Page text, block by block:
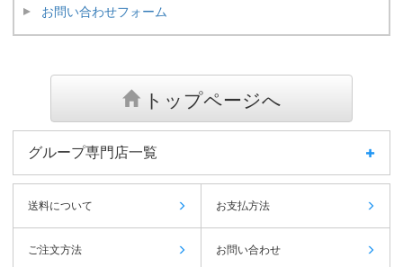
お問い合わせフォーム
トップページへ
グループ専門店一覧
送料について お支払方法
ご注文方法 お問い合わせ